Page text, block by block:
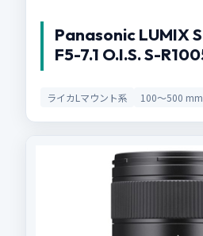
Panasonic LUMIX
F5-7.1 O.I.S. S-
ライカLマウント系 100〜500 mm